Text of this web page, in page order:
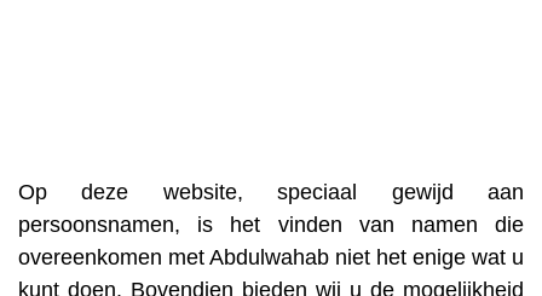
Op deze website, speciaal gewijd aan
persoonsnamen, is het vinden van namen die
overeenkomen met Abdulwahab niet het enige wat u
kunt doen. Bovendien bieden wij u de mogelijkheid